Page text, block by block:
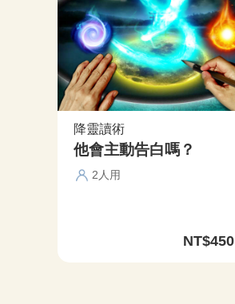
降靈讀術
他會主動告白嗎？
2人用
NT$450